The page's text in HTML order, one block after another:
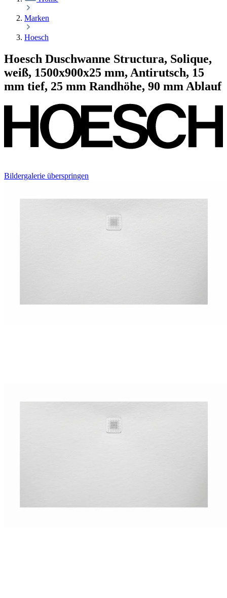
Marken
Hoesch
Hoesch Duschwanne Structura, Solique,
weiß, 1500x900x25 mm, Antirutsch, 15
mm tief, 25 mm Randhöhe, 90 mm Ablauf
Bildergalerie überspringen